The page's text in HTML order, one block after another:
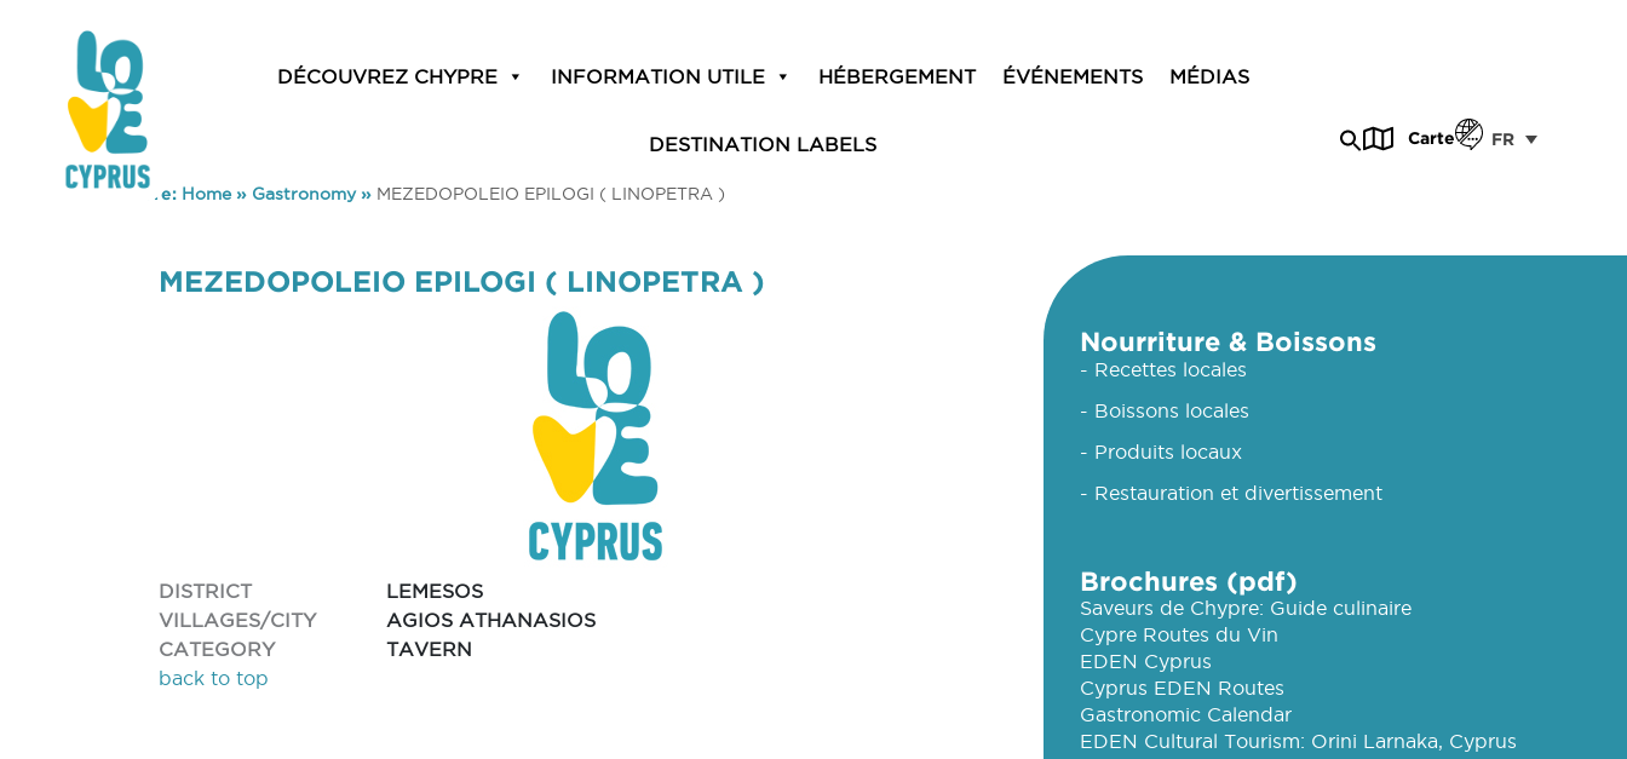
DÉCOUVREZ CHYPRE INFORMATION UTILE HÉBERGEMENT ÉVÉNEMENTS MÉDIAS
DESTINATION LABELS Carte FR
You are here: Home» Gastronomy» MEZEDOPOLEIO EPILOGI ( LINOPETRA )
MEZEDOPOLEIO EPILOGI ( LINOPETRA )
DISTRICT
LEMESOS
VILLAGES/CITY
AGIOS ATHANASIOS
CATEGORY
TAVERN
back to top
Nourriture & Boissons
- Recettes locales
- Boissons locales
- Produits locaux
- Restauration et divertissement
Brochures (pdf)
Saveurs de Chypre: Guide culinaire
Cypre Routes du Vin
EDEN Cyprus
Cyprus EDEN Routes
Gastronomic Calendar
EDEN Cultural Tourism: Orini Larnaka, Cyprus